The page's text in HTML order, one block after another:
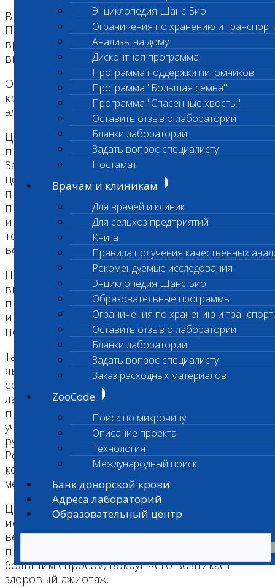
Энциклопедия Шанс Био
Ограничения по хранению и
Анализы на дому
Дисконтная программа
Программа поддержки питомников
Программа "Большая семья"
Программа "Спасенные хвосты"
Оставить отзыв о лаборатории
Бланки лаборатории
Задать вопрос специалисту
Постамат
Врачам и клиникам
Для врачей и клиник
Для сельхоз предприятий
Книга
Правила получения качественных
Рекомендуемые исследования
Энциклопедия Шанс Био
Образовательные программы
Ограничения по хранению и
Оставить отзыв о лаборатории
Бланки лаборатории
Задать вопрос специалисту
Заказ расходных материалов
ZooCode
Поиск по микрочипу
Описание проекта
Технология
Международный поиск
Банк донорской крови
Адреса лабораторий
Образовательный центр
В каждой номинации призы (Кубки «Хрустальная
Пробирка», дипломы и ценные подарки)
вручаются пятнадцати победителям,
выявляемых комиссией по награждению.
Открытый конкурс на Премию проводится
круглогодично. Заявки отправляются на
электронный адрес Лаборатории «Шанс Био».
Церемония награждения последние годы
проводится в уютном ресторане "Русское
Зарубежье" в центре старой Москвы. На
церемонию приглашаются видные
представители ветеринарной научной и
практической общественности, главные врачи
и директора клиник и центров, ветеринарных
торговых организаций, номинанты Премии,
всего до 150 человек.
На праздничном вечере устраивается
выступление артистов, музыкантов, красочное
представление, множество конкурсов, подарков
и призов, что оставляет в памяти гостей
незабываемые впечатления.
Также, одним из главных событий вечера
является Ежегодный турнир по армрестлингу
среди ветеринарных врачей на Приз
лаборатории «Шанс Био». Данный турнир
проводится в профессиональном формате с
участием Судей международного класса,
руководителей Федераций армспорта Москвы и
России. Победителям Турнира вручаются два
комплекта наград (среди мужчин и женщин) -
медали, дипломы и ценные подарки.
Церемония вручения Премии за многолетнюю
историю сумела завоевать любовь
ветеринарных врачей Москвы и области,
приглашения на Церемонию пользуются
большим спросом, вокруг чего возникает
здоровый ажиотаж.